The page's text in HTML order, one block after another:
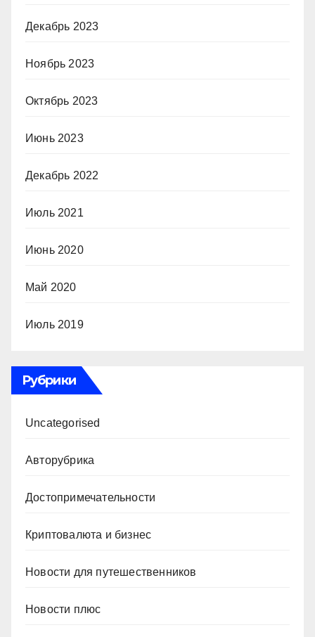
Декабрь 2023
Ноябрь 2023
Октябрь 2023
Июнь 2023
Декабрь 2022
Июль 2021
Июнь 2020
Май 2020
Июль 2019
Рубрики
Uncategorised
Авторубрика
Достопримечательности
Криптовалюта и бизнес
Новости для путешественников
Новости плюс